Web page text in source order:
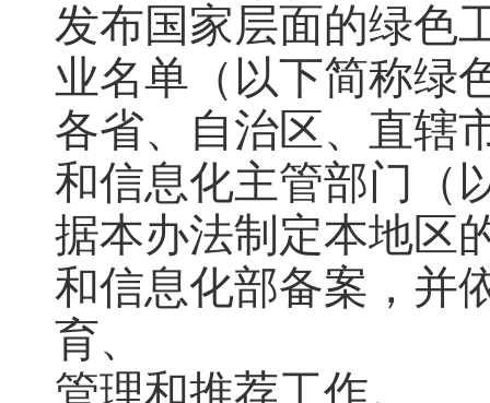
发布国家层面的绿色
业名单（以下简称绿
各省、自治区、直辖
和信息化主管部门（
据本办法制定本地区
和信息化部备案，并
育、
管理和推荐工作。